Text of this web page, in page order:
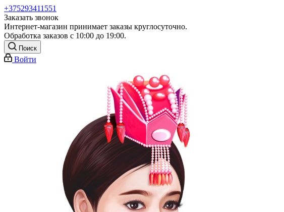
+375293411551
Заказать звонок
Интернет-магазин принимает заказы круглосуточно.
Обработка заказов с 10:00 до 19:00.
Поиск
Войти